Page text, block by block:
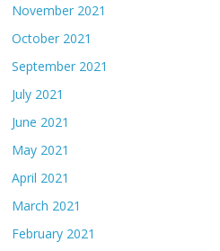
November 2021
October 2021
September 2021
July 2021
June 2021
May 2021
April 2021
March 2021
February 2021